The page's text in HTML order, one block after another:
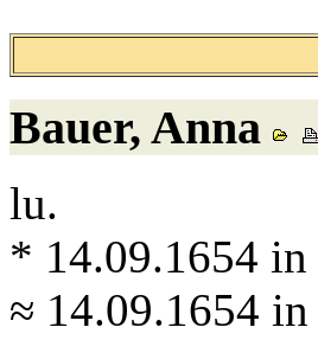
Bauer, Anna
lu.
* 14.09.1654 in
≈ 14.09.1654 in